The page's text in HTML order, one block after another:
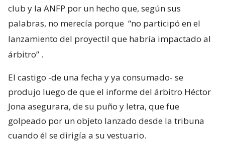
club y la ANFP por un hecho que, según sus
palabras, no merecía porque “no participó en el
lanzamiento del proyectil que habría impactado al
árbitro” .
El castigo -de una fecha y ya consumado- se
produjo luego de que el informe del árbitro Héctor
Jona asegurara, de su puño y letra, que fue
golpeado por un objeto lanzado desde la tribuna
cuando él se dirigía a su vestuario.